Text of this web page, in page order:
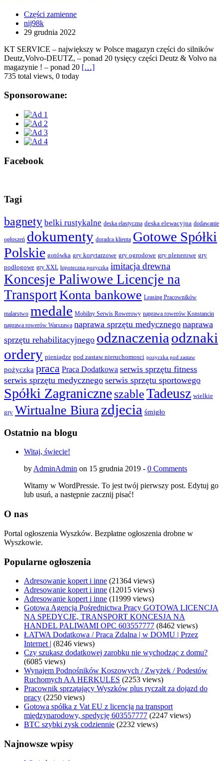
Części zamienne
nij98k
29 grudnia 2022
KT SERVICE – największy w Polsce magazyn części do silników
Deutz,Volvo-DEUTZ, – ponad 20 tysięcy części Deutz & Volvo na
magazynie ! – ponad 20 […]
735 total views, 0 today
Sponsorowane:
Facebook
Tagi
bagnety belki rustykalne deska elastyczna deska elewacyjna dodawanie
ogłoszeń dokumenty doradca klienta Gotowe Spółki
Polskie gotówka gry korytarzowe gry ogrodowe gry plenerowe gry
podłogowe gry XXL hipoteczna pozyczka imitacja drewna
Koncesje Paliwowe Licencje na
TransportKonta bankowe Leasing Pracowników
malarstwo medale Mobilny Serwis Rowerowy naprawa rowerów Konstancin
naprawa rowerów Warszawa naprawa sprzętu medycznego naprawa
sprzętu rehabilitacyjnego odznaczenia odznaki
ordery pieniądze pod zastaw nieruchomosci pozyczka pod zastaw
pożyczka praca Praca Dodatkowa serwis sprzętu fitness
serwis sprzętu medycznego serwis sprzętu sportowego
Spółki ZagraniczneszableTadeusz wielkie
gry Wirtualne Biurazdjecia śmigło
Ostatnio na blogu
Witaj, świecie!
by AdminAdmin on 15 grudnia 2019 - 0 Comments
Witamy w WordPressie. To jest twój pierwszy post. Edytuj go
lub usuń, a następnie zacznij pisać!
O nas
Portal ogłoszenia Wyszków. Bezpłatne ogłoszenia drobne w
Wyszkowie.
Popularne ogłoszenia
Adresowanie kopert i inne (21364 views)
Adresowanie kopert i inne (12015 views)
Adresowanie kopert i inne (11999 views)
Gotowa Agencja Pośrednictwa Pracy GOTOWA LICENCJA
NA SPEDYCJE, TRANSPORT KONCESJA NA
HANDEL PALIWAMI OPC 603557777 (8462 views)
ŁATWA Dodatkowa / Praca Zdalna | w DOMU | Przez
Internet | (8246 views)
Czy szukasz dodatkowej zarobku nie wychodząc z domu?
(6085 views)
Wynajem Podnośników Koszowych / Zwyżek / Podestów
Ruchomych AA HERKULES (2253 views)
Pracownik sprzątający Wyszków plus ryczałt za dojazd do
pracy (2250 views)
Gotowa spółka z Vat EU z licencją na transport
międzynarodowy, spedycję 603557777 (2247 views)
BTC szybki zysk codziennie (2232 views)
Najnowsze wpisy